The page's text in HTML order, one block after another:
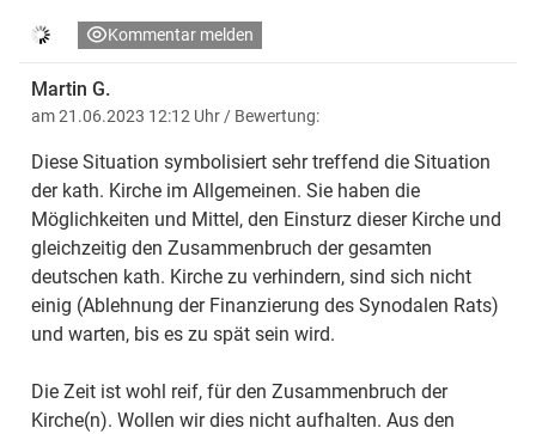
Kommentar melden
Martin G.
am 21.06.2023 12:12 Uhr/ Bewertung:
Diese Situation symbolisiert sehr treffend die Situation
der kath. Kirche im Allgemeinen. Sie haben die
Möglichkeiten und Mittel, den Einsturz dieser Kirche und
gleichzeitig den Zusammenbruch der gesamten
deutschen kath. Kirche zu verhindern, sind sich nicht
einig (Ablehnung der Finanzierung des Synodalen Rats)
und warten, bis es zu spät sein wird.
Die Zeit ist wohl reif, für den Zusammenbruch der
Kirche(n). Wollen wir dies nicht aufhalten. Aus den